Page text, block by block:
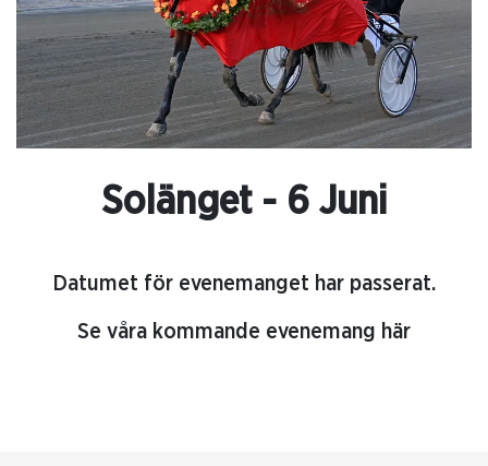
Solänget - 6 Juni
Datumet för evenemanget har passerat.
Se våra kommande evenemang här